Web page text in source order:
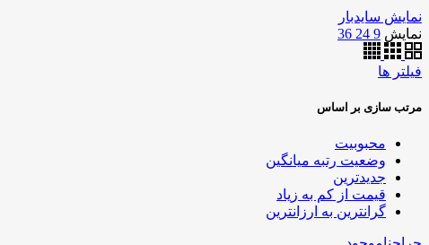
نمایش سایدبار
نمایش 9
24
36
فیلتر ها
مرتب سازی بر اساس
محبوبیت
وضعیت رتبه میانگین
جدیدترین
قیمت از کم به زیاد
گرانترین به ارزانترین